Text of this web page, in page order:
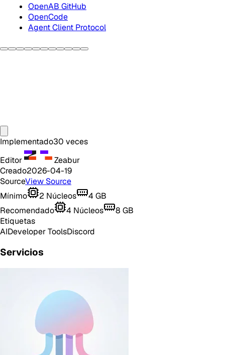
OpenAB GitHub
OpenCode
Agent Client Protocol
Implementado30 veces
Editor
Zeabur
Creado2026-04-19
SourceView Source
Mínimo
2 Núcleos 4 GB
Recomendado
4 Núcleos 8 GB
Etiquetas
AIDeveloper ToolsDiscord
Servicios